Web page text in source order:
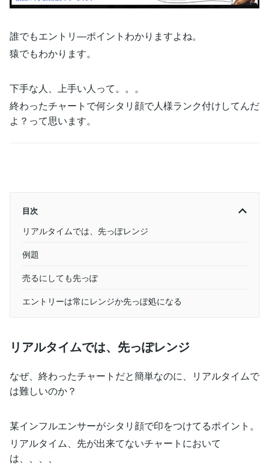
誰でもエントリ―ポイントわかりますよね。
猿でもわかります。
下手な人、上手い人って。。。
終わったチャートで何シタリ顔で人様ランク付けしてんだ
よ？って思います。
目次
リアルタイムでは、先っぽレンジ
例題
売るにしても先っぽ
エントリーは常にレンジか先っぽ処になる
リアルタイムでは、先っぽレンジ
なぜ、終わったチャートだと簡単なのに、リアルタイムで
は難しいのか？
某インフルエンサーがシタリ顔で印をつけてるポイント。
リアルタイム、先が出来てないチャートにおいて
は、、、、